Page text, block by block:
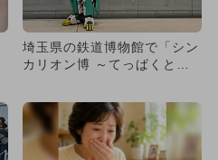
埼玉県の鉄道博物館で「シン
カリオン博 ～てっぱくとシ
催！